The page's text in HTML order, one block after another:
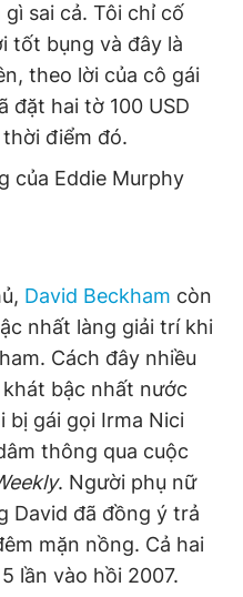
sai cả. Tôi chỉ cố
tốt bụng và đây là
theo lời của cô gái
đặt hai tờ 100 USD
điểm đó.
của Eddie Murphy
David Beckham còn
nhất làng giải trí khi
Cách đây nhiều
bậc nhất nước
bị gái gọi Irma Nici
thông qua cuộc
. Người phụ nữ
David đã đồng ý trả
mặn nồng. Cả hai
lần vào hồi 2007.